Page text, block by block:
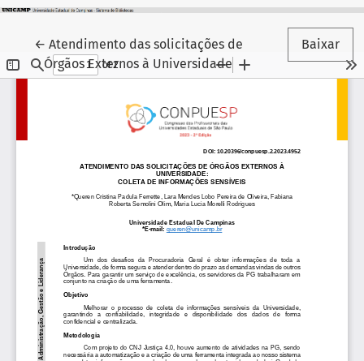
← Voltar aos Detalhes do Artigo
Atendimento das solicitações de
Órgãos Externos à Universidade
Baixar